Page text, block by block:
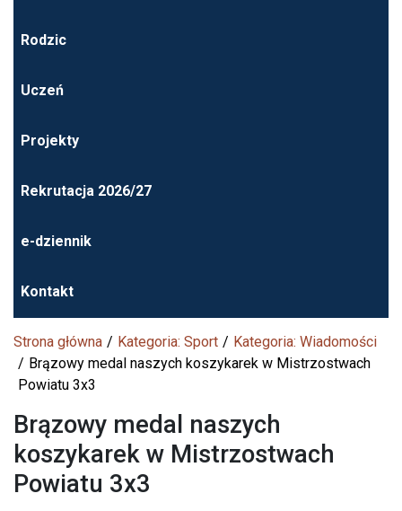
Rodzic
Uczeń
Projekty
Rekrutacja 2026/27
e-dziennik
Kontakt
Strona główna Kategoria: Sport
Kategoria: Wiadomości
Brązowy medal naszych koszykarek w Mistrzostwach
Powiatu 3x3
Brązowy medal naszych
koszykarek w Mistrzostwach
Powiatu 3x3